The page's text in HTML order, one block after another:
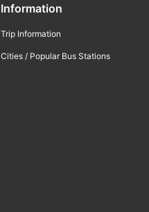
Information
Trip Information
Cities / Popular Bus Stations